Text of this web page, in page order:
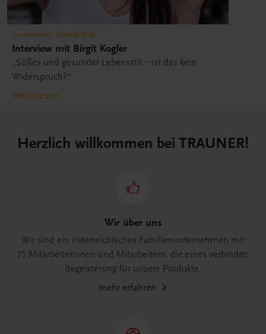
Gastronomie - News & Blog
Interview mit Birgit Kogler
„Süßes und gesunder Lebensstil – ist das kein
Widerspruch?“
Weiterlesen
Herzlich willkommen bei TRAUNER!
Wir über uns
Wir sind ein österreichisches Familienunternehmen mit
75 Mitarbeiterinnen und Mitarbeitern, die eines verbindet:
Begeisterung für unsere Produkte.
mehr erfahren